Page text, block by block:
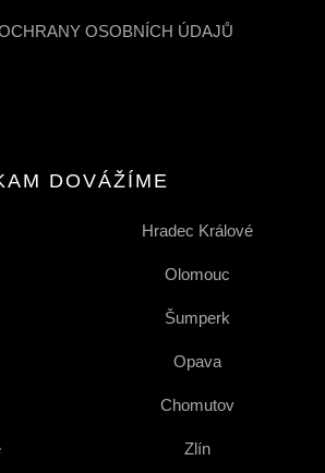
OSOBNÍCH ÚDAJŮ
DOVÁŽÍME
Hradec Králové
Olomouc
Šumperk
Opava
Chomutov
Zlín